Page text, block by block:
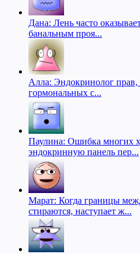
Дана: Лень часто
банальным проя...
Алла: Эндокринолог
гормональных с...
Паулина: Ошибка многих
эндокринную панель пер...
Марат: Когда границы
стираются, наступает ж...